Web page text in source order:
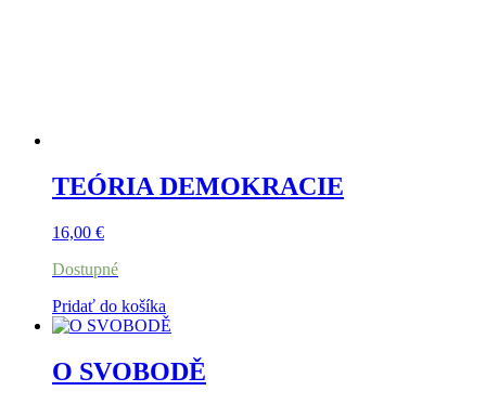
TEÓRIA DEMOKRACIE
16,00 €
Dostupné
Pridať do košíka
O SVOBODĚ